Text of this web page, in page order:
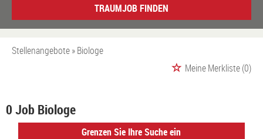
TRAUMJOB FINDEN
Stellenangebote Biologe
Meine Merkliste(0)
0 Job Biologe
Grenzen Sie Ihre Suche ein